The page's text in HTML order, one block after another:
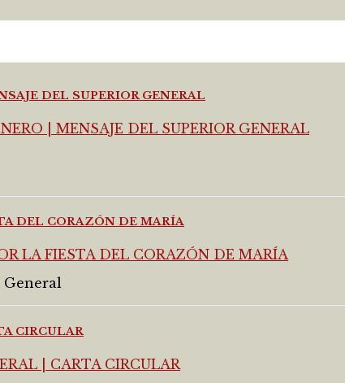
DEL SUPERIOR GENERAL
DEL CORAZÓN DE MARÍA
General
CIRCULAR